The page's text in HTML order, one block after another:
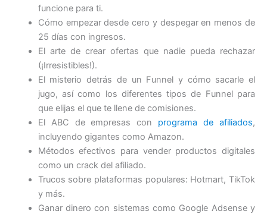
funcione para ti.
Cómo empezar desde cero y despegar en menos de
25 días con ingresos.
El arte de crear ofertas que nadie pueda rechazar
(¡Irresistibles!).
El misterio detrás de un Funnel y cómo sacarle el
jugo, así como los diferentes tipos de Funnel para
que elijas el que te llene de comisiones.
El ABC de empresas con programa de afiliados,
incluyendo gigantes como Amazon.
Métodos efectivos para vender productos digitales
como un crack del afiliado.
Trucos sobre plataformas populares: Hotmart, TikTok
y más.
Ganar dinero con sistemas como Google Adsense y